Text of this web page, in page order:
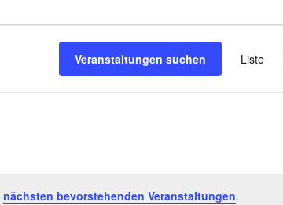
nächsten bevorstehenden Veranstaltungen.
Veranstaltungen suchen Liste